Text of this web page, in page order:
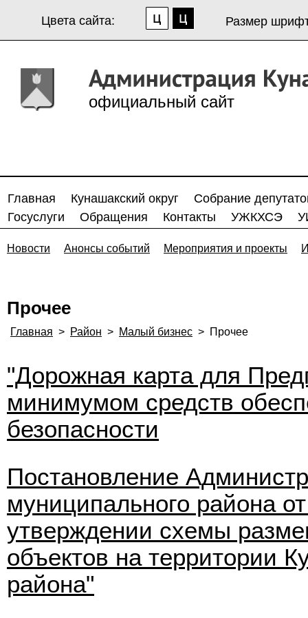
Цвета сайта: Размер
официальный сайт
Главная Кунашакский округ
Собрание
Госуслуги
Обращения Контакты УЖКХСЭ
Новости Анонсы событий Мероприятия и проекты
Прочее
Главная > Район > Малый бизнес > Прочее
"Дорожная карта для
минимумом средств
безопасности
Постановление
муниципального района
утверждении схемы
объектов на территории
района"